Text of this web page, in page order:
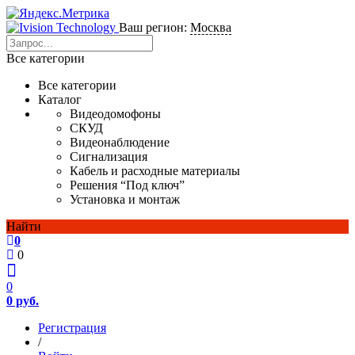
Ваш регион: Москва
Все категории
Все категории
Каталог
Видеодомофоны
СКУД
Видеонаблюдение
Сигнализация
Кабель и расходные материалы
Решения “Под ключ”
Установка и монтаж
Найти
0
0
0
0 руб.
Регистрация
/